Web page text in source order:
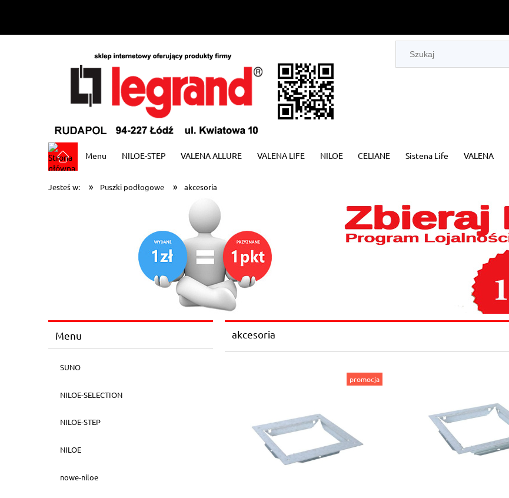
Menu NILOE-STEP VALENA ALLURE VALENA LIFE NILOE CELIANE Sistena Life VALENA
Jesteś w: » Puszki podłogowe » akcesoria
Menu
SUNO
NILOE-SELECTION
NILOE-STEP
NILOE
nowe-niloe
akcesoria
promocja